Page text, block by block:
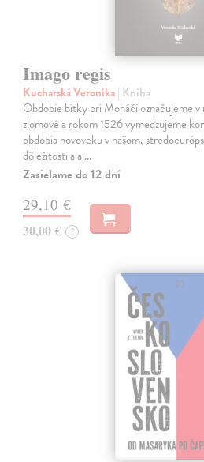
Imago regis
Kucharská Veronika| Kniha
Obdobie bitky pri Moháči označujeme
zlomové a rokom 1526 vymedzujeme
obdobia novoveku v našom,
dôležitosti a aj…
Zasielame do 12 dní
29,10 €
30,00 € ?